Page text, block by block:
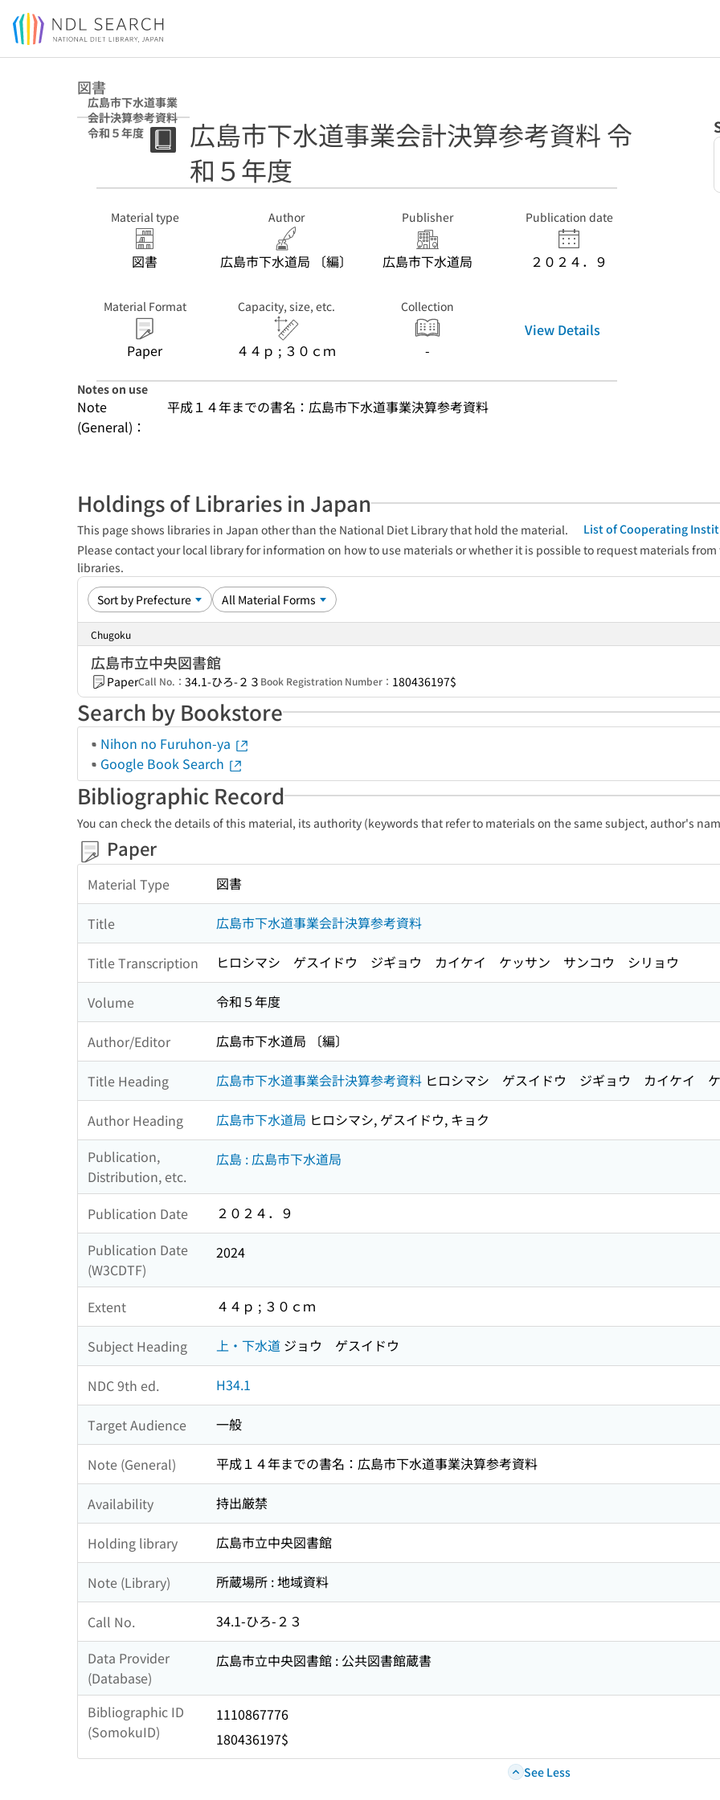
Jump to main content
図書
広島市下水道事業
会計決算参考資料
令和５年度
広島市下水道事業会計決算参考資料 令
和５年度
Material type
図書
Author
広島市下水道局 〔編〕
Publisher
広島市下水道局
Publication date
２０２４．９
Material Format
Paper
Capacity, size, etc.
４４ｐ ; ３０ｃｍ
Collection
-
View Details
Notes on use
Note
(General)：
平成１４年までの書名：広島市下水道事業決算参考資料
Holdings of Libraries in Japan
This page shows libraries in Japan other than the National Diet Library that hold the material.
List of Cooperating
Please contact your local library for information on how to use materials or whether it is possible to request materials
libraries.
Chugoku
広島市立中央図書館
PaperCall No.： 34.1-ひろ-２３ Book Registration Number： 180436197$
Search by Bookstore
Nihon no Furuhon-ya
Google Book Search
Bibliographic Record
You can check the details of this material, its authority (keywords that refer to materials on the same subject, author's
Paper
Material Type 図書
Title 広島市下水道事業会計決算参考資料
Title Transcription ヒロシマシ ゲスイドウ ジギョウ カイケイ ケッサン サンコウ シリョウ
Volume 令和５年度
Author/Editor 広島市下水道局 〔編〕
Title Heading 広島市下水道事業会計決算参考資料 ヒロシマシ ゲスイドウ ジギョウ カイケイ
Author Heading 広島市下水道局 ヒロシマシ, ゲスイドウ, キョク
Publication,
Distribution, etc.
広島 : 広島市下水道局
Publication Date
２０２４．９
Publication Date
(W3CDTF)
2024
Extent ４４ｐ ; ３０ｃｍ
Subject Heading 上・下水道 ジョウ ゲスイドウ
NDC 9th ed. H34.1
Target Audience 一般
Note (General) 平成１４年までの書名：広島市下水道事業決算参考資料
Availability 持出厳禁
Holding library 広島市立中央図書館
Note (Library) 所蔵場所 : 地域資料
Call No.
34.1-ひろ-２３
Data Provider
(Database)
広島市立中央図書館 : 公共図書館蔵書
Bibliographic ID
(SomokuID)
1110867776
180436197$
See Less